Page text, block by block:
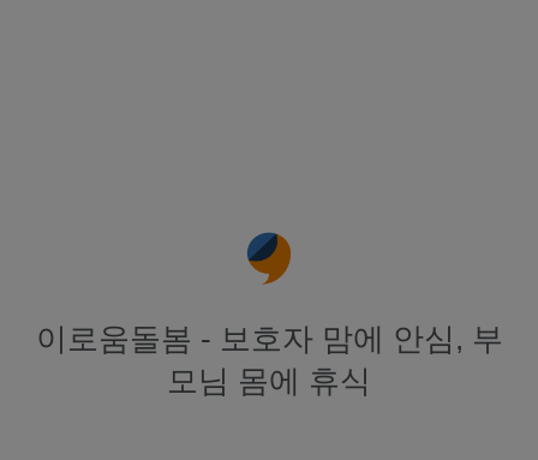
이로움돌봄 - 보호자 맘에 안심, 부
모님 몸에 휴식